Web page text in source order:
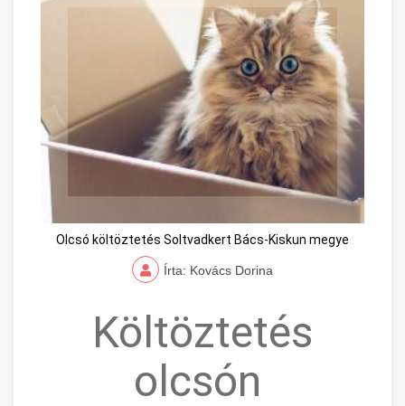
Olcsó költöztetés Soltvadkert Bács-Kiskun megye
Írta: Kovács Dorina
Költöztetés
olcsón